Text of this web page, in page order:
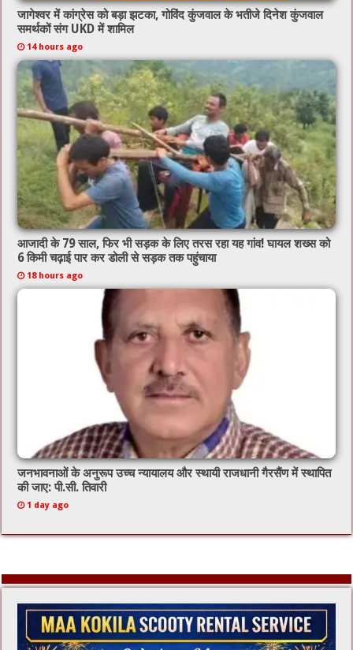
जागेश्वर में कांग्रेस को बड़ा झटका, गोविंद कुंजवाल के भतीजे दिनेश कुंजवाल
समर्थकों संग UKD में शामिल
14 hours ago
आजादी के 79 साल, फिर भी सड़क के लिए तरस रहा यह गांव! घायल शख्स को
6 किमी चढ़ाई पार कर डोली से सड़क तक पहुंचाया
18 hours ago
जनभावनाओं के अनुरूप उच्च न्यायालय और स्थायी राजधानी गैरसैंण में स्थापित
की जाए: पी.सी. तिवारी
1 day ago